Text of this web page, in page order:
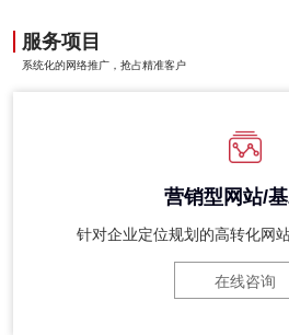
服务项目
系统化的网络推广，抢占精准客户
营销型网站/
针对企业定位规划的高转化网
在线咨询